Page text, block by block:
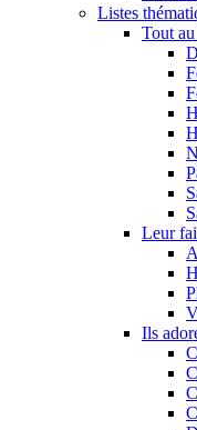
Listes
Tout
Leur
Ils